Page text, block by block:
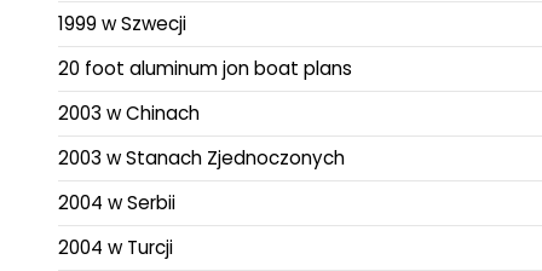
1999 w Szwecji
20 foot aluminum jon boat plans
2003 w Chinach
2003 w Stanach Zjednoczonych
2004 w Serbii
2004 w Turcji